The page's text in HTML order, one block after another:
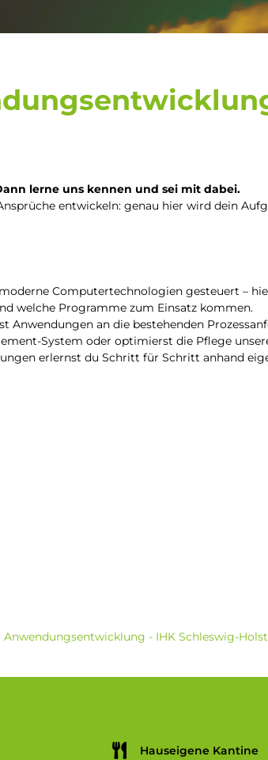
lerne uns kennen und sei mit dabei.
entwickeln: genau hier wird dein
Computertechnologien gesteuert –
welche Programme zum Einsatz kommen.
Anwendungen an die bestehenden
System oder optimierst die Pflege
erlernst du Schritt für Schritt anhand
- IHK Schleswig-
Hauseigene Kantine